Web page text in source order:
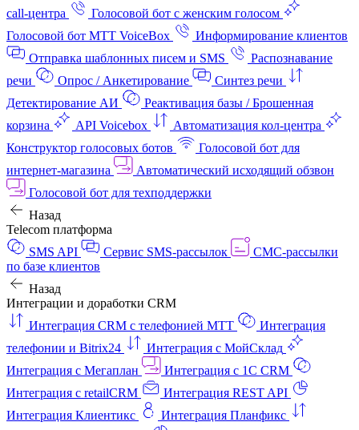
call-центра
Голосовой бот с женским голосом
Голосовой бот МТТ VoiceBox
Информирование клиентов
Отправка шаблонных писем и SMS
Распознавание
речи
Опрос / Анкетирование
Синтез речи
Детектирование АИ
Реактивация базы / Брошенная
корзина
API Voicebox
Автоматизация кол‑центра
Конструктор голосовых ботов
Голосовой бот для
интернет‑магазина
Автоматический исходящий обзвон
Голосовой бот для техподдержки
Назад
Telecom платформа
SMS API
Сервис SMS-рассылок
СМС-рассылки
по базе клиентов
Назад
Интеграции и доработки CRM
Интеграция CRM с телефонией МТТ
Интеграция
телефонии и Bitrix24
Интеграция с МойСклад
Интеграция с Мегаплан
Интеграция с 1C CRM
Интеграция с retailCRM
Интеграция REST API
Интеграция Клиентикс
Интеграция Планфикс